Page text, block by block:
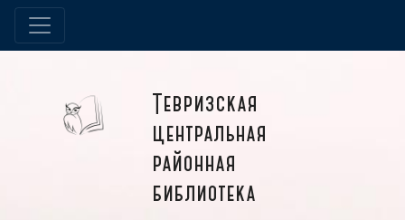
Тевризская
центральная
районная
библиотека